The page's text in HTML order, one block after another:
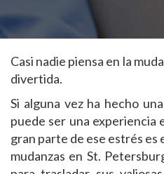
Casi nadie piensa en la
divertida.
Si alguna vez ha hecho
puede ser una experiencia
gran parte de ese estrés
mudanzas en St.